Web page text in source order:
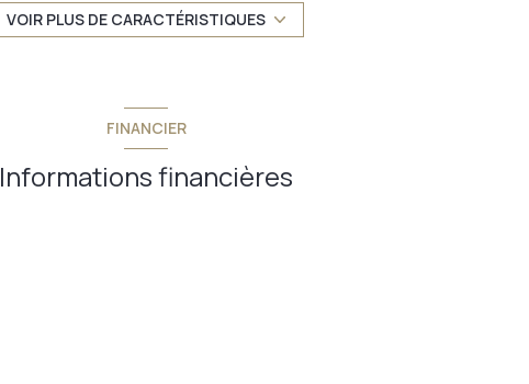
exposition Sud
VOIR PLUS DE CARACTÉRISTIQUES
FINANCIER
Informations financières